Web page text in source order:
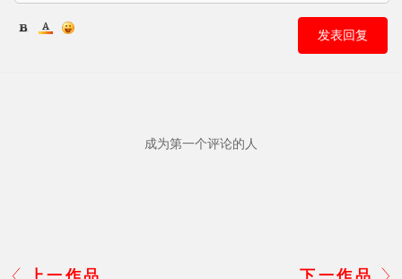
发表回复
成为第一个评论的人